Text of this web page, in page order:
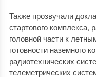
Также прозвучали
стартового
головной части к
готовности наземного
радиотехнических
телеметрических